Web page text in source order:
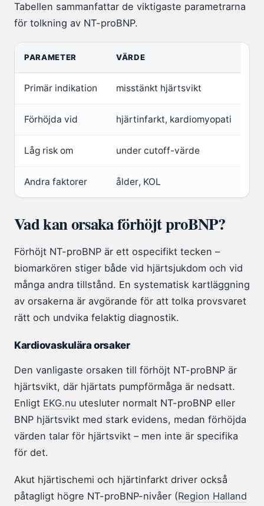
Tabellen sammanfattar de viktigaste parametrarna
för tolkning av NT-proBNP.
PARAMETER VÄRDE
Primär indikation misstänkt hjärtsvikt
Förhöjda vid hjärtinfarkt, kardiomyopati
Låg risk om under cutoff-värde
Andra faktorer ålder, KOL
Vad kan orsaka förhöjt proBNP?
Förhöjt NT-proBNP är ett ospecifikt tecken –
biomarkören stiger både vid hjärtsjukdom och vid
många andra tillstånd. En systematisk kartläggning
av orsakerna är avgörande för att tolka provsvaret
rätt och undvika felaktig diagnostik.
Kardiovaskulära orsaker
Den vanligaste orsaken till förhöjt NT-proBNP är
hjärtsvikt, där hjärtats pumpförmåga är nedsatt.
Enligt EKG.nu utesluter normalt NT-proBNP eller
BNP hjärtsvikt med stark evidens, medan förhöjda
värden talar för hjärtsvikt – men inte är specifika
för det.
Akut hjärtischemi och hjärtinfarkt driver också
påtagligt högre NT-proBNP-nivåer (Region Halland